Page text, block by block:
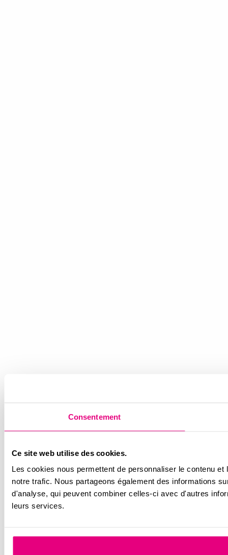
Consentement
Ce site web utilise des cookies.
Les cookies nous permettent de personnaliser le contenu
notre trafic. Nous partageons également des informations
d'analyse, qui peuvent combiner celles-ci avec d'autres
leurs services.